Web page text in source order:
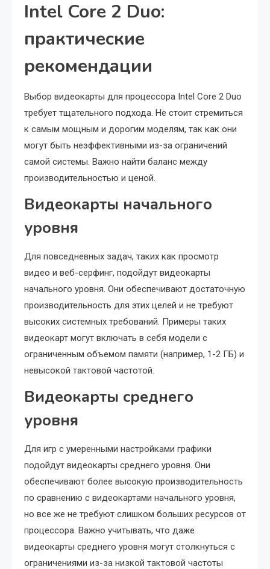
Intel Core 2 Duo:
практические
рекомендации
Выбор видеокарты для процессора Intel Core 2 Duo
требует тщательного подхода. Не стоит стремиться
к самым мощным и дорогим моделям, так как они
могут быть неэффективными из-за ограничений
самой системы. Важно найти баланс между
производительностью и ценой.
Видеокарты начального
уровня
Для повседневных задач, таких как просмотр
видео и веб-серфинг, подойдут видеокарты
начального уровня. Они обеспечивают достаточную
производительность для этих целей и не требуют
высоких системных требований. Примеры таких
видеокарт могут включать в себя модели с
ограниченным объемом памяти (например, 1-2 ГБ) и
невысокой тактовой частотой.
Видеокарты среднего
уровня
Для игр с умеренными настройками графики
подойдут видеокарты среднего уровня. Они
обеспечивают более высокую производительность
по сравнению с видеокартами начального уровня,
но все же не требуют слишком больших ресурсов от
процессора. Важно учитывать, что даже
видеокарты среднего уровня могут столкнуться с
ограничениями из-за низкой тактовой частоты